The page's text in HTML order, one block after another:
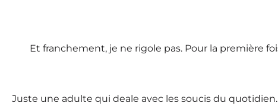
Et franchement, je ne rigole pas. Pour la première
Juste une adulte qui deale avec les soucis du